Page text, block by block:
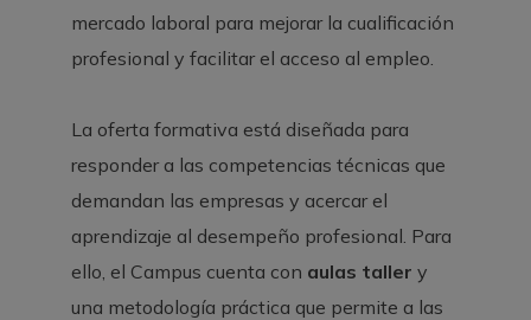
mercado laboral para mejorar la cualificación
profesional y facilitar el acceso al empleo.
La oferta formativa está diseñada para
responder a las competencias técnicas que
demandan las empresas y acercar el
aprendizaje al desempeño profesional. Para
ello, el Campus cuenta con aulas taller y
una metodología práctica que permite a las